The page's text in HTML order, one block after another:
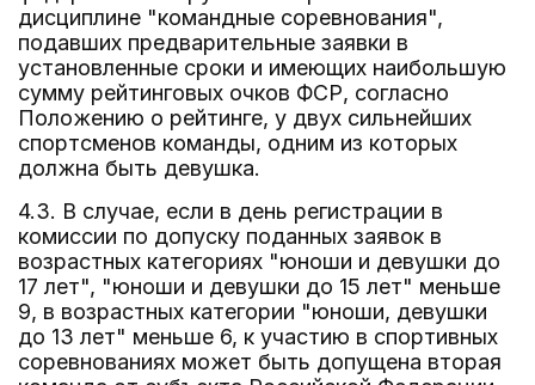
дисциплине "командные соревнования",
подавших предварительные заявки в
установленные сроки и имеющих наибольшую
сумму рейтинговых очков ФСР, согласно
Положению о рейтинге, у двух сильнейших
спортсменов команды, одним из которых
должна быть девушка.
4.3. В случае, если в день регистрации в
комиссии по допуску поданных заявок в
возрастных категориях "юноши и девушки до
17 лет", "юноши и девушки до 15 лет" меньше
9, в возрастных категории "юноши, девушки
до 13 лет" меньше 6, к участию в спортивных
соревнованиях может быть допущена вторая